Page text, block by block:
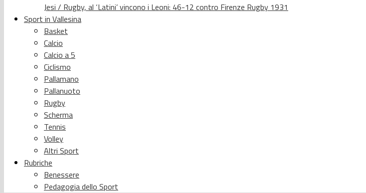
Jesi / Rugby, al ‘Latini’ vincono i Leoni: 46-12 contro Firenze Rugby 1931
Sport in Vallesina
Basket
Calcio
Calcio a 5
Ciclismo
Pallamano
Pallanuoto
Rugby
Scherma
Tennis
Volley
Altri Sport
Rubriche
Benessere
Pedagogia dello Sport